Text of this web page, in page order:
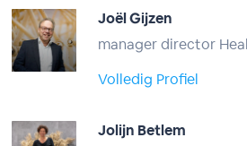
Joël Gijzen
manager director
Volledig Profiel
Jolijn Betlem